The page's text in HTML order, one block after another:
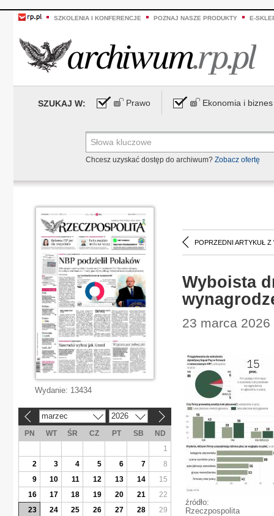
SZKOLENIA I KONFERENCJE POZNAJ NASZE PRODUKTY E-
SZUKAJ W: Prawo Ekonomia i biznes
Chcesz uzyskać dostęp do archiwum? Zobacz ofertę
POPRZEDNI ARTYKUŁ Z
Wyboista
23 marca 2026
źródło:
Rzeczpospolita
Wydanie: 13434
marzec 2026
PN WT ŚR CZ PT SB
ND
1
2
3 4 5 6 7
8
9
10 11 12 13 14
15
16
17 18 19 20 21
22
23
24 25 26 27 28
29